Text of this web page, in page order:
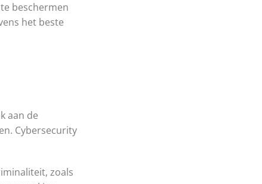
beschermen
het beste
aan de
Cybersecurity
zoals